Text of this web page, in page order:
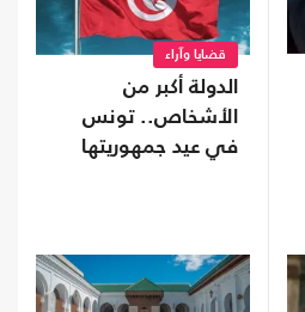
قضايا وآراء
الدولة أكبر من
الأشخاص.. تونس
في عيد جمهوريتها